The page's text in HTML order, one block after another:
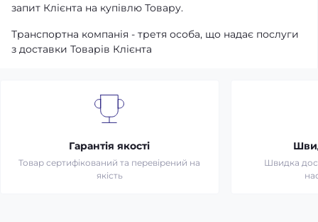
запит Клієнта на купівлю Товару.
Транспортна компанія - третя особа, що надає послуги
з доставки Товарів Клієнта
Гарантія якості
Товар сертифікований та перевірений на
якість
Швидка